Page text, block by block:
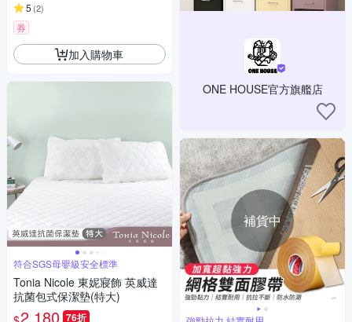
5 (2)
券
加入購物車
符合SGS母嬰級安全標準
Tonia Nicole 東妮寢飾 英威達
抗菌包式保潔墊(特大)
2,180 76折
ONE HOUSE官方旗艦店
補貨中